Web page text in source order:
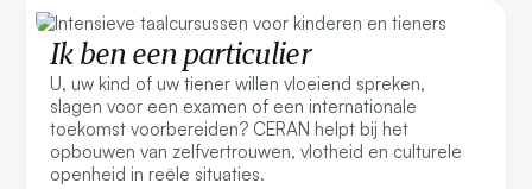
Ik ben een particulier
U, uw kind of uw tiener willen vloeiend spreken,
slagen voor een examen of een internationale
toekomst voorbereiden? CERAN helpt bij het
opbouwen van zelfvertrouwen, vlotheid en culturele
openheid in reële situaties.